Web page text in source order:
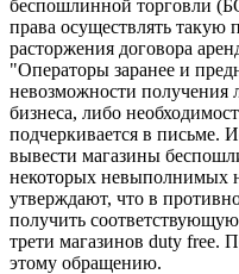
беспошлинной торговли
права осуществлять такую
расторжения договора
"Операторы заранее и
невозможности получения
бизнеса, либо
подчеркивается в письме.
вывести магазины
некоторых невыполнимых
утверждают, что в
получить
трети магазинов duty
этому обращению.